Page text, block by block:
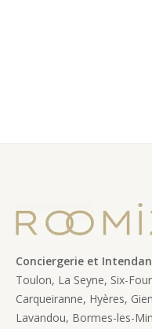
Conciergerie et
Toulon, La Seyne, Six-
Carqueiranne, Hyères,
Lavandou, Bormes-les-